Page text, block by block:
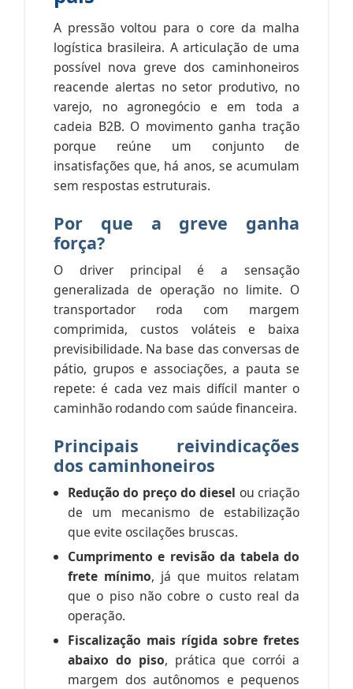
A pressão voltou para o core da malha
logística brasileira. A articulação de uma
possível nova greve dos caminhoneiros
reacende alertas no setor produtivo, no
varejo, no agronegócio e em toda a
cadeia B2B. O movimento ganha tração
porque reúne um conjunto de
insatisfações que, há anos, se acumulam
sem respostas estruturais.
Por que a greve ganha
força?
O driver principal é a sensação
generalizada de operação no limite. O
transportador roda com margem
comprimida, custos voláteis e baixa
previsibilidade. Na base das conversas de
pátio, grupos e associações, a pauta se
repete: é cada vez mais difícil manter o
caminhão rodando com saúde financeira.
Principais reivindicações
dos caminhoneiros
Redução do preço do diesel ou criação
de um mecanismo de estabilização
que evite oscilações bruscas.
Cumprimento e revisão da tabela do
frete mínimo, já que muitos relatam
que o piso não cobre o custo real da
operação.
Fiscalização mais rígida sobre fretes
abaixo do piso, prática que corrói a
margem dos autônomos e pequenos